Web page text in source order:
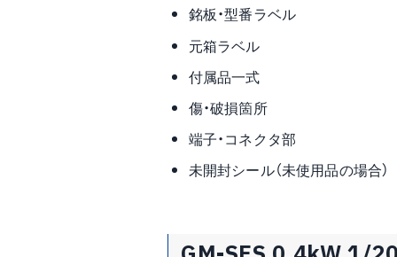
銘板・型番ラベル
元箱ラベル
付属品一式
傷・破損箇所
端子・コネクタ部
未開封シール（未使用品の場合）